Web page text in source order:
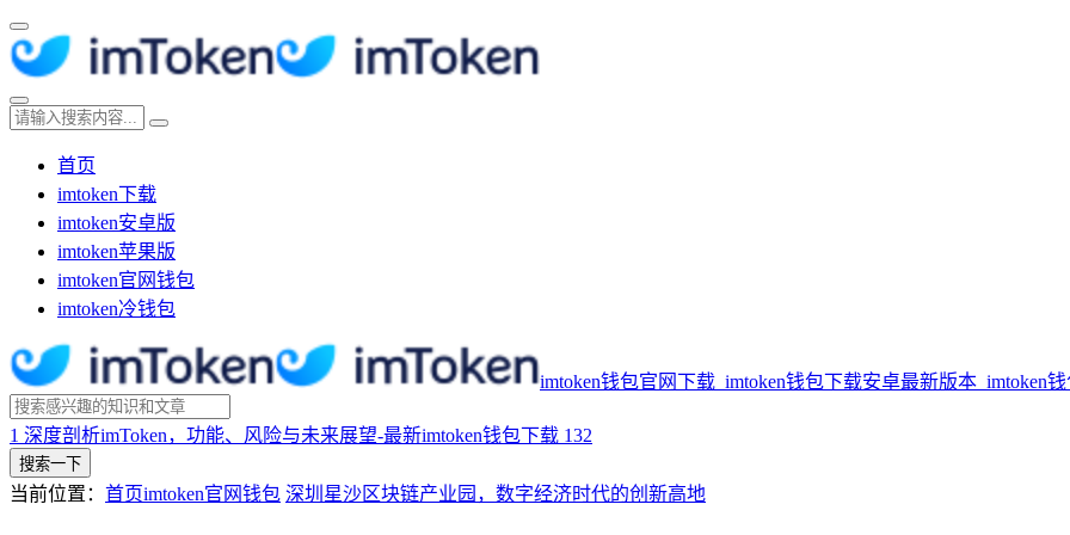
首页
imtoken下载
imtoken安卓版
imtoken苹果版
imtoken官网钱包
imtoken冷钱包
imtoken钱包官网下载_imtoken钱包下载安卓最新版本_imtoken
1 深度剖析imToken，功能、风险与未来展望-最新imtoken钱包下载 132
搜索一下
当前位置： 首页imtoken官网钱包 深圳星沙区块链产业园，数字经济时代的创新高地